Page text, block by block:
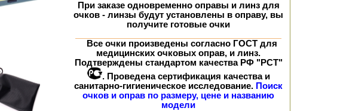
При заказе одновременнооправы и линз для
очков - линзы будут установлены в оправу, вы
получите готовые очки
Все очки произведены согласно ГОСТ для
медицинских очковых оправ, и линз.
Подтверждены стандартом качества РФ "РСТ"
. Проведена сертификация качества и
санитарно-гигиеническое исследование. Поиск
очков и оправ по размеру, цене и названию
модели